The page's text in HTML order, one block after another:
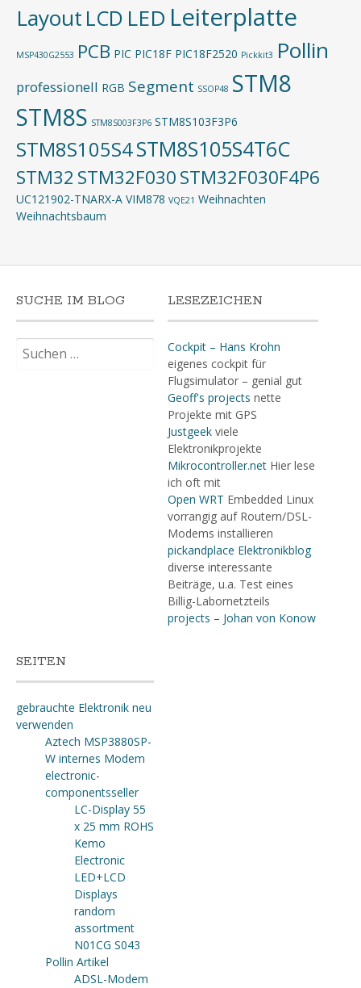
Layout LCD LED Leiterplatte
MSP430G2553 PCB PIC PIC18F PIC18F2520 Pickkit3 Pollin
professionell RGB Segment SSOP48 STM8
STM8S STM8S003F3P6 STM8S103F3P6
STM8S105S4STM8S105S4T6C
STM32 STM32F030STM32F030F4P6
UC121902-TNARX-A VIM878 VQE21 Weihnachten
Weihnachtsbaum
SUCHE IM BLOG
nach:
LESEZEICHEN
Cockpit – Hans Krohn
eigenes cockpit für
Flugsimulator – genial gut
Geoff's projects nette
Projekte mit GPS
Justgeekviele
Elektronikprojekte
Mikrocontroller.netHier lese
ich oft mit
Open WRT Embedded Linux
vorrangig auf Routern/DSL-
Modems installieren
pickandplace Elektronikblog
diverse interessante
Beiträge, u.a. Test eines
Billig-Labornetzteils
projects – Johan von Konow
SEITEN
gebrauchte Elektronik neu
verwenden
Aztech MSP3880SP-
W internes Modem
electronic-
componentsseller
LC-Display 55
x 25 mm ROHS
Kemo
Electronic
LED+LCD
Displays
random
assortment
N01CG S043
Pollin Artikel
ADSL-Modem